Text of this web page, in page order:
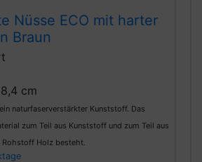
Nüsse ECO mit harter
Braun
cm
naturfaserverstärkter Kunststoff. Das
zum Teil aus Kunststoff und zum Teil aus
Rohstoff Holz besteht.